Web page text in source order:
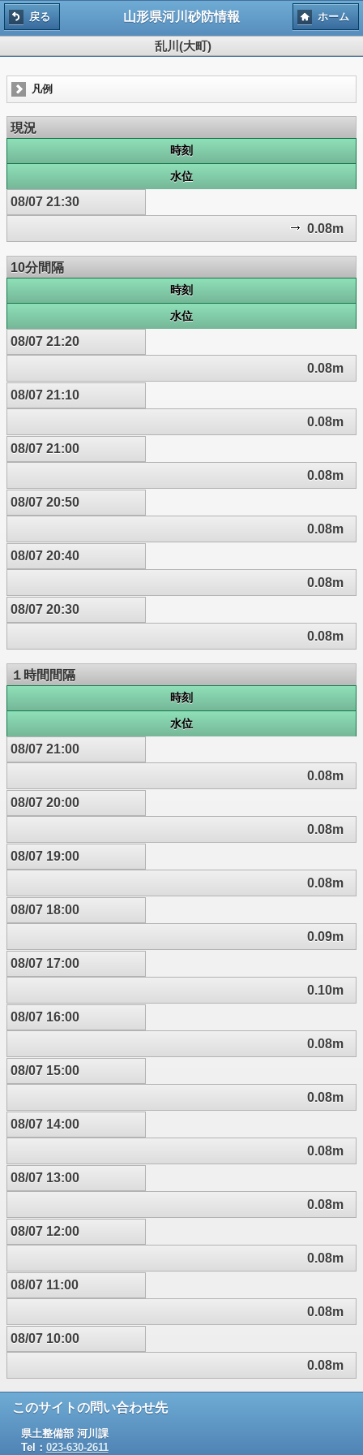
戻る 山形県河川砂防情報 ホーム
乱川(大町)
凡例
現況
時刻
水位
08/07 21:30
0.08m
10分間隔
時刻
水位
08/07 21:20
0.08m
08/07 21:10
0.08m
08/07 21:00
0.08m
08/07 20:50
0.08m
08/07 20:40
0.08m
08/07 20:30
0.08m
１時間間隔
時刻
水位
08/07 21:00
0.08m
08/07 20:00
0.08m
08/07 19:00
0.08m
08/07 18:00
0.09m
08/07 17:00
0.10m
08/07 16:00
0.08m
08/07 15:00
0.08m
08/07 14:00
0.08m
08/07 13:00
0.08m
08/07 12:00
0.08m
08/07 11:00
0.08m
08/07 10:00
0.08m
このサイトの問い合わせ先
県土整備部 河川課
Tel： 023-630-2611